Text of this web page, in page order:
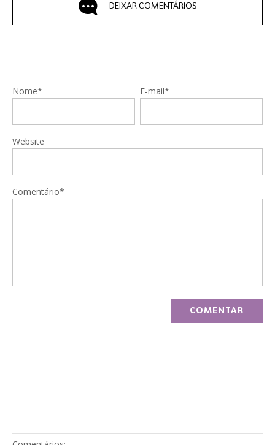
DEIXAR COMENTÁRIOS
Nome* E-mail*
Website
Comentário*